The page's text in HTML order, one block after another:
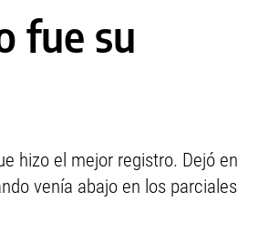
fue su
hizo el mejor registro. Dejó en
venía abajo en los parciales